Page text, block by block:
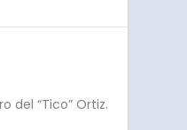
del “Tico” Ortiz.